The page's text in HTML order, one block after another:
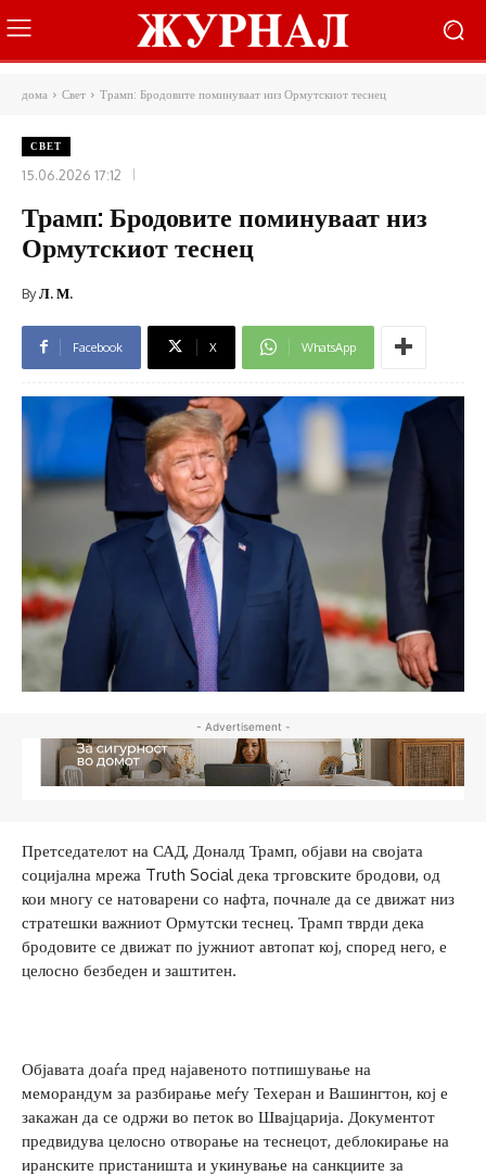
дома Свет Трамп: Бродовите поминуваат низ Ормутскиот теснец
СВЕТ
15.06.2026 17:12
Трамп: Бродовите поминуваат низ
Ормутскиот теснец
ByЛ. М.
Facebook X WhatsApp
- Advertisement -
Претседателот на САД, Доналд Трамп, објави на својата
социјална мрежа Truth Social дека трговските бродови, од
кои многу се натоварени со нафта, почнале да се движат низ
стратешки важниот Ормутски теснец. Трамп тврди дека
бродовите се движат по јужниот автопат кој, според него, е
целосно безбеден и заштитен.
Објавата доаѓа пред најавеното потпишување на
меморандум за разбирање меѓу Техеран и Вашингтон, кој е
закажан да се одржи во петок во Швајцарија. Документот
предвидува целосно отворање на теснецот, деблокирање на
иранските пристаништа и укинување на санкциите за